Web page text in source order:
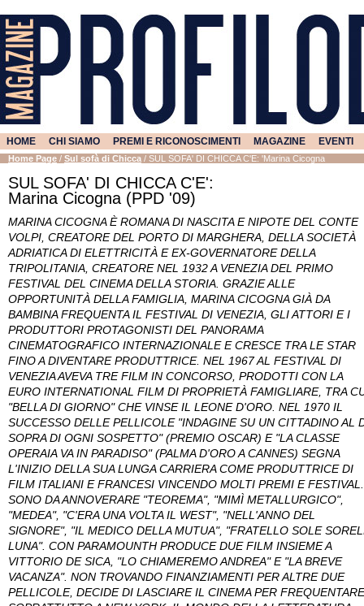
HOME CHI SIAMO PREMI E RICONOSCIMENTI MAGAZINE EVENTI
Home Page / Sul sofà di Chicca / SUL SOFA' DI CHICCA C'E: 'Marina Cicogna
SUL SOFA' DI CHICCA C'E':
Marina Cicogna (PPD '09)
MARINA CICOGNA È ROMANA DI NASCITA E NIPOTE DEL CONTE
VOLPI, CREATORE DEL PORTO DI MARGHERA, DELLA SOCIETÀ
ADRIATICA DI ELETTRICITÀ E EX-GOVERNATORE DELLA
TRIPOLITANIA, CREATORE NEL 1932 A VENEZIA DEL PRIMO
FESTIVAL DEL CINEMA DELLA STORIA. GRAZIE ALLE
OPPORTUNITÀ DELLA FAMIGLIA, MARINA CICOGNA GIÀ DA
BAMBINA FREQUENTA IL FESTIVAL DI VENEZIA, GLI ATTORI E I
PRODUTTORI PROTAGONISTI DEL PANORAMA
CINEMATOGRAFICO INTERNAZIONALE E CRESCE TRA LE STAR
FINO A DIVENTARE PRODUTTRICE. NEL 1967 AL FESTIVAL DI
VENEZIA AVEVA TRE FILM IN CONCORSO, PRODOTTI CON LA
EURO INTERNATIONAL FILM DI PROPRIETÀ FAMIGLIARE, TRA
"BELLA DI GIORNO" CHE VINSE IL LEONE D'ORO. NEL 1970 IL
SUCCESSO DELLE PELLICOLE "INDAGINE SU UN CITTADINO AL
SOPRA DI OGNI SOSPETTO" (PREMIO OSCAR) E "LA CLASSE
OPERAIA VA IN PARADISO" (PALMA D'ORO A CANNES) SEGNA
L'INIZIO DELLA SUA LUNGA CARRIERA COME PRODUTTRICE DI
FILM ITALIANI E FRANCESI VINCENDO MOLTI PREMI E FESTIVAL.
SONO DA ANNOVERARE "TEOREMA", "MIMÌ METALLURGICO",
"MEDEA", "C'ERA UNA VOLTA IL WEST", "NELL'ANNO DEL
SIGNORE", "IL MEDICO DELLA MUTUA", "FRATELLO SOLE
LUNA". CON PARAMOUNTH PRODUCE DUE FILM INSIEME A
VITTORIO DE SICA, "LO CHIAMEREMO ANDREA" E "LA BREVE
VACANZA". NON TROVANDO FINANZIAMENTI PER ALTRE DUE
PELLICOLE, DECIDE DI LASCIARE IL CINEMA PER